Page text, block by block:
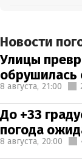
Новости
Улицы
обрушилась
8 августа, 21:00
До +33
погода
8 августа, 20:00